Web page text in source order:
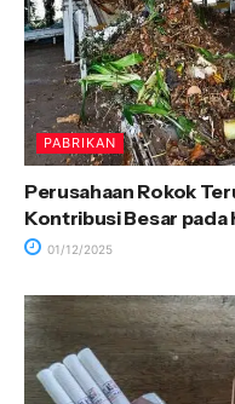
PABRIKAN
Perusahaan Rokok
Kontribusi Besar
01/12/2025